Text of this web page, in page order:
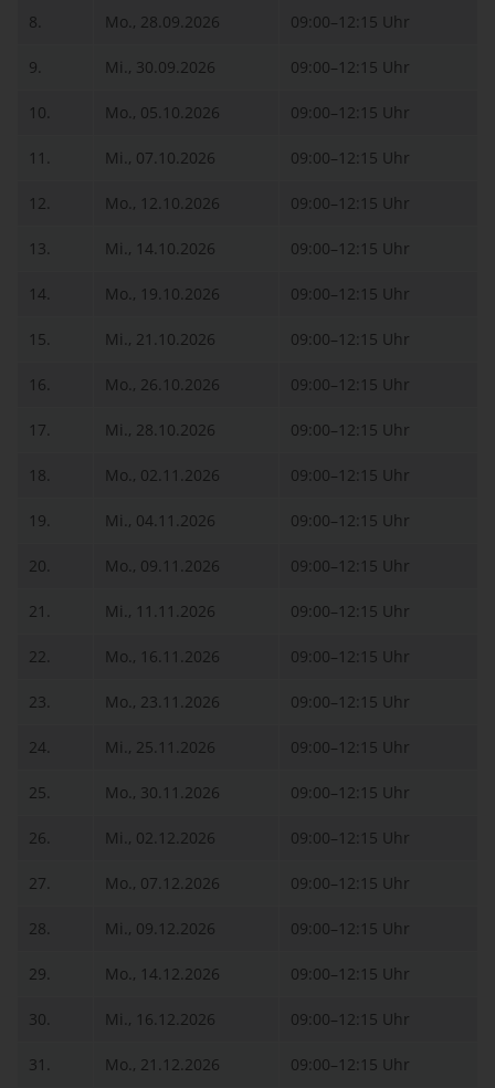
8. Mo., 28.09.2026 09:00–12:15 Uhr
9. Mi., 30.09.2026 09:00–12:15 Uhr
10. Mo., 05.10.2026 09:00–12:15 Uhr
11. Mi., 07.10.2026 09:00–12:15 Uhr
12. Mo., 12.10.2026 09:00–12:15 Uhr
13. Mi., 14.10.2026 09:00–12:15 Uhr
14. Mo., 19.10.2026 09:00–12:15 Uhr
15. Mi., 21.10.2026 09:00–12:15 Uhr
16. Mo., 26.10.2026 09:00–12:15 Uhr
17. Mi., 28.10.2026 09:00–12:15 Uhr
18. Mo., 02.11.2026 09:00–12:15 Uhr
19. Mi., 04.11.2026 09:00–12:15 Uhr
20. Mo., 09.11.2026 09:00–12:15 Uhr
21. Mi., 11.11.2026 09:00–12:15 Uhr
22. Mo., 16.11.2026 09:00–12:15 Uhr
23. Mo., 23.11.2026 09:00–12:15 Uhr
24. Mi., 25.11.2026 09:00–12:15 Uhr
25. Mo., 30.11.2026 09:00–12:15 Uhr
26. Mi., 02.12.2026 09:00–12:15 Uhr
27. Mo., 07.12.2026 09:00–12:15 Uhr
28. Mi., 09.12.2026 09:00–12:15 Uhr
29. Mo., 14.12.2026 09:00–12:15 Uhr
30. Mi., 16.12.2026 09:00–12:15 Uhr
31. Mo., 21.12.2026 09:00–12:15 Uhr